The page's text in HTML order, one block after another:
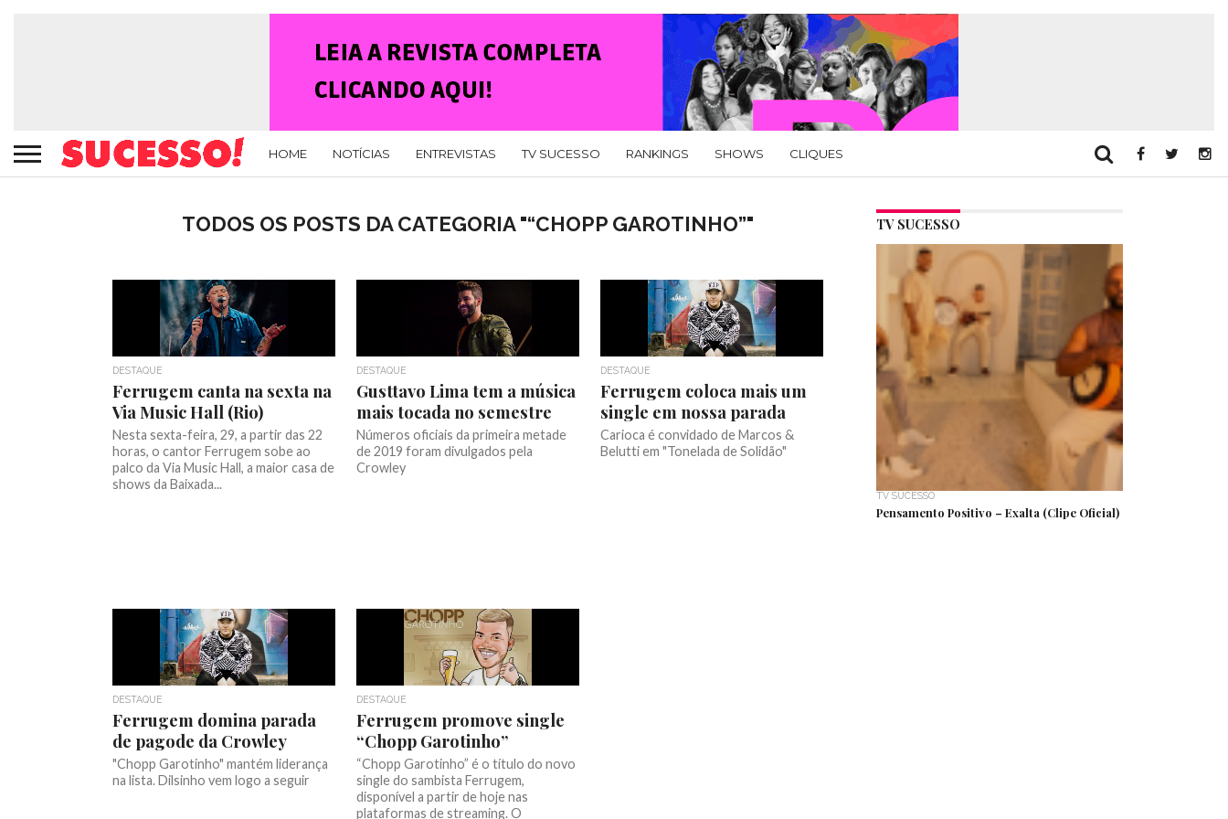
HOME NOTÍCIAS ENTREVISTAS TV SUCESSO RANKINGS SHOWS CLIQUES
TODOS OS POSTS DA CATEGORIA "“CHOPP GAROTINHO”"
DESTAQUE
Ferrugem canta na sexta na
Via Music Hall (Rio)
Nesta sexta-feira, 29, a partir das 22
horas, o cantor Ferrugem sobe ao
palco da Via Music Hall, a maior casa de
shows da Baixada...
DESTAQUE
Gusttavo Lima tem a música
mais tocada no semestre
Números oficiais da primeira metade
de 2019 foram divulgados pela
Crowley
DESTAQUE
Ferrugem coloca mais um
single em nossa parada
Carioca é convidado de Marcos &
Belutti em "Tonelada de Solidão"
DESTAQUE
Ferrugem domina parada
de pagode da Crowley
"Chopp Garotinho" mantém liderança
na lista. Dilsinho vem logo a seguir
DESTAQUE
Ferrugem promove single
“Chopp Garotinho”
“Chopp Garotinho” é o título do novo
single do sambista Ferrugem,
disponível a partir de hoje nas
plataformas de streaming. O
TV SUCESSO
TV SUCESSO
Pensamento Positivo – Exalta (Clipe Oficial)